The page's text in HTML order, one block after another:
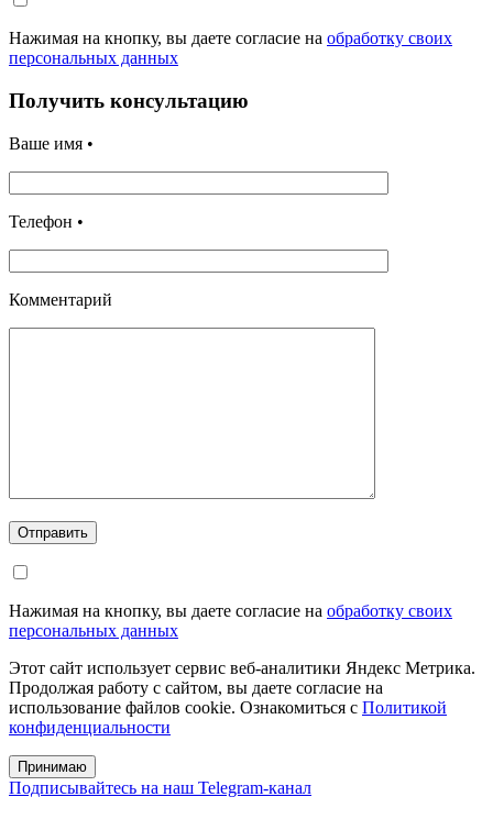
Нажимая на кнопку, вы даете согласие на обработку своих
персональных данных
Получить консультацию
Ваше имя •
Телефон •
Комментарий
Отправить
Нажимая на кнопку, вы даете согласие на обработку своих
персональных данных
Этот сайт использует сервис веб-аналитики Яндекс Метрика.
Продолжая работу с сайтом, вы даете согласие на
использование файлов cookie. Ознакомиться с Политикой
конфиденциальности
Принимаю
Подписывайтесь на наш Telegram-канал